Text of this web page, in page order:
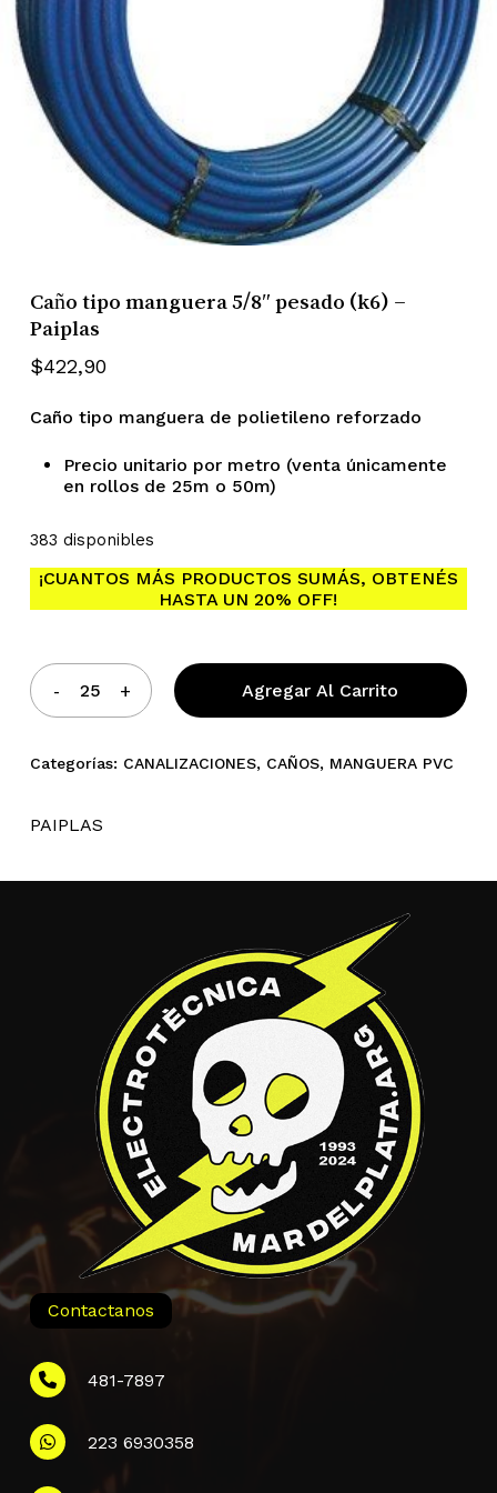
No hay productos en el
Go To Shop
Caño tipo manguera 5/8″ pesado (k6) –
Paiplas
$422,90
Caño tipo manguera de polietileno reforzado
Precio unitario por metro (venta únicamente
en rollos de 25m o 50m)
383 disponibles
¡CUANTOS MÁS PRODUCTOS SUMÁS, OBTENÉS
HASTA UN 20% OFF!
Agregar Al Carrito
Categorías: CANALIZACIONES, CAÑOS, MANGUERA PVC
PAIPLAS
Contactanos
481-7897
223 6930358